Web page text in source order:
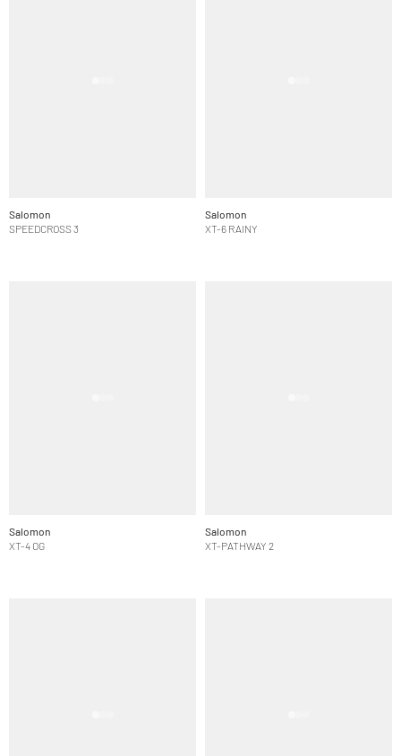
Salomon
SPEEDCROSS 3
Salomon
XT-6 RAINY
Salomon
XT-4 OG
Salomon
XT-PATHWAY 2